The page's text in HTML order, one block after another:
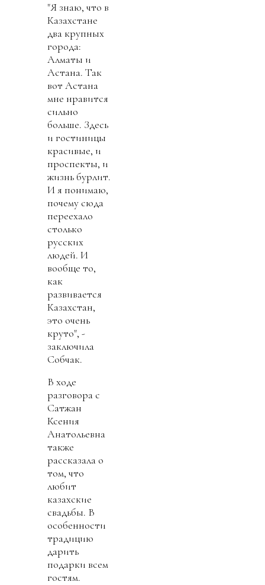
"Я знаю, что в
Казахстане
два крупных
города:
Алматы и
Астана. Так
вот Астана
мне нравится
сильно
больше. Здесь
и гостиницы
красивые, и
проспекты, и
жизнь бурлит.
И я понимаю,
почему сюда
переехало
столько
русских
людей. И
вообще то,
как
развивается
Казахстан,
это очень
круто", -
заключила
Собчак.
В ходе
разговора с
Сатжан
Ксения
Анатольевна
также
рассказала о
том, что
любит
казахские
свадьбы. В
особенности
традицию
дарить
подарки всем
гостям.